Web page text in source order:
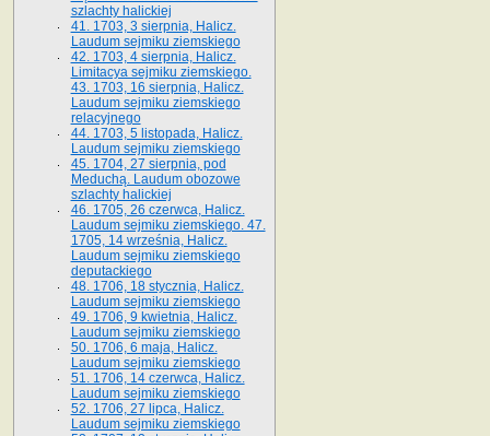
szlachty halickiej
41­. 1703, 3 sierpnia, Halicz.
Laudum sejmiku ziemskiego
42. 1703, 4 sierpnia, Halicz.
Limitacya sejmiku ziemskiego.
43. 1703, 16 sierpnia, Halicz.
Laudum sejmiku ziemskiego
relacyjnego
44. 1703, 5 listopada, Halicz.
Laudum sejmiku ziemskiego
45. 1704, 27 sierpnia, pod
Meduchą. Laudum obozowe
szlachty halickiej
46. 1705, 26 czerwca, Halicz.
Laudum sejmiku ziemskiego. 47.
1705, 14 września, Halicz.
Laudum sejmiku ziemskiego
deputackiego
48. 1706, 18 stycznia, Halicz.
Laudum sejmiku ziemskiego
49. 1706, 9 kwietnia, Halicz.
Laudum sejmiku ziemskiego
50. 1706, 6 maja, Halicz.
Laudum sejmiku ziemskiego
51. 1706, 14 czerwca, Halicz.
Laudum sejmiku ziemskiego
52. 1706, 27 lipca, Halicz.
Laudum sejmiku ziemskiego